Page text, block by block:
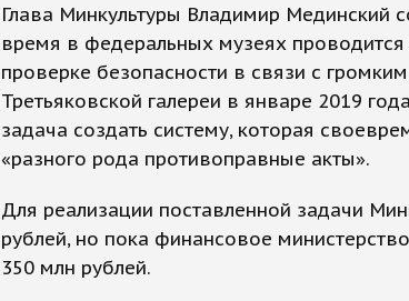
Глава Минкультуры Владимир Мединский
время в федеральных музеях
проверке безопасности в связи с
Третьяковской галереи в январе 2019
задача создать систему, которая
«разного рода противоправные акты».
Для реализации поставленной задачи
рублей, но пока финансовое
350 млн рублей.